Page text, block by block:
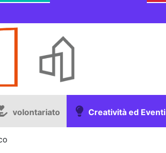
volontariato Creatività ed Eventi